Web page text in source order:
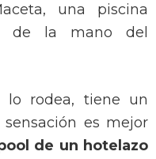
una piscina
de la mano del
rodea, tiene un
es mejor
de un hotelazo